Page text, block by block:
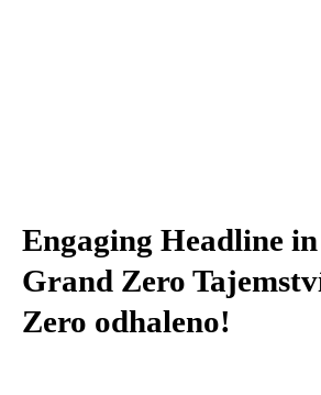
Engaging Headline
Grand Zero
Zero odhaleno!